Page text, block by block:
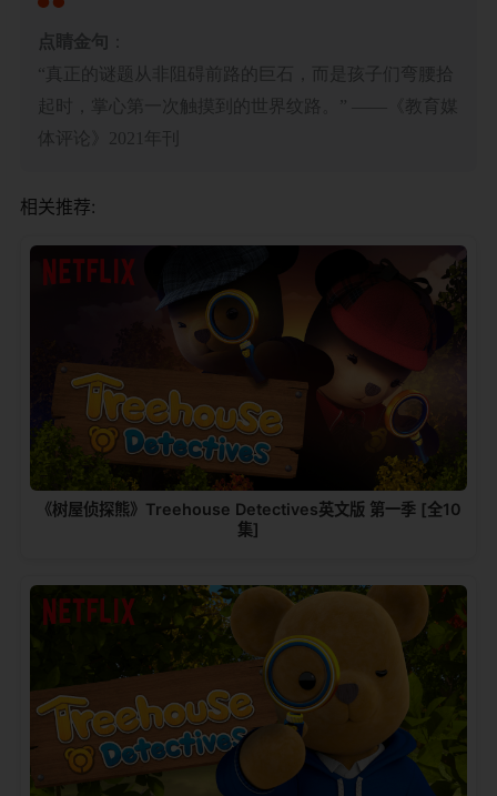
​点睛金句​
“真正的谜题从非阻碍前路的巨石，而是孩子们弯腰拾
起时，掌心第一次触摸到的世界纹路。” ——《教育媒
体评论》2021年刊
相关推荐:
《树屋侦探熊》Treehouse Detectives英文版 第一季 [全10
集]